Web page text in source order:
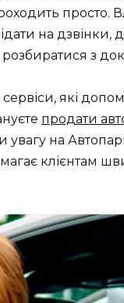
просто.
на дзвінки,
з
які
продати
увагу на
клієнтам